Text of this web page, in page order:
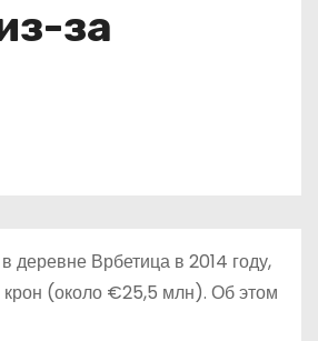
за
деревне Врбетица в 2014 году,
крон (около €25,5 млн). Об этом